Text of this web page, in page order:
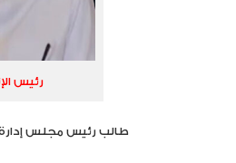
رئيس
طالب رئيس مجلس إدارة